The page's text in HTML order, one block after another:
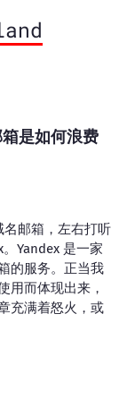
是如何浪费
邮箱，左右打听
Yandex 是一家
的服务。正当我
用而体现出来，
充满着怒火，或